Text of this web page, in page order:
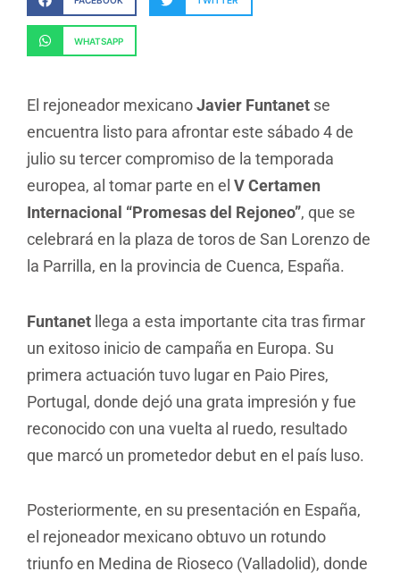
WHATSAPP
El rejoneador mexicanoJavier Funtanet se
encuentra listo para afrontar este sábado 4 de
julio su tercer compromiso de la temporada
europea, al tomar parte en el V Certamen
Internacional “Promesas del Rejoneo”, que se
celebrará en la plaza de toros de San Lorenzo de
la Parrilla, en la provincia de Cuenca, España.
Funtanet llega a esta importante cita tras firmar
un exitoso inicio de campaña en Europa. Su
primera actuación tuvo lugar en Paio Pires,
Portugal, donde dejó una grata impresión y fue
reconocido con una vuelta al ruedo, resultado
que marcó un prometedor debut en el país luso.
Posteriormente, en su presentación en España,
el rejoneador mexicano obtuvo un rotundo
triunfo en Medina de Rioseco (Valladolid), donde